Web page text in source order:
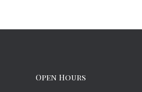
Open Hours